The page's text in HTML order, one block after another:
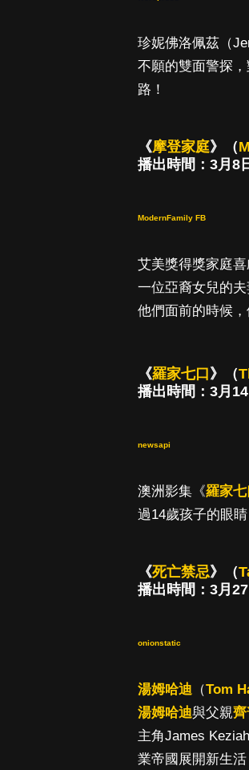
珍妮佛洛佩茲（
不願的雙面警探
路！
《摩登家庭》（
播出時間：3月8
ModernFamily FB
艾美獎得獎家庭喜
一位亞裔女兒的
他們面前的時候
《羅家七口 》（
播出時間：3月
newsapi
澳洲影集《羅家七
過14歲孩子的眼
《死亡禁忌》（
播出時間：3月
onionstatic
湯姆哈迪 （Tom
湯姆哈迪與父親
主角James
業帝國展開新生